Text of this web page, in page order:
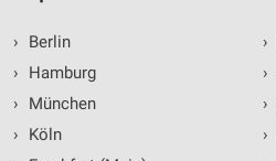
›
Berlin
›
Hamburg
›
München
›
Köln
›
›
›
›